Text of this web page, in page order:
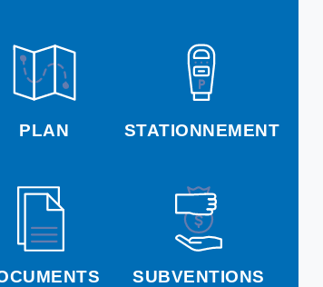
PLAN STATIONNEMENT
SUBVENTIONS